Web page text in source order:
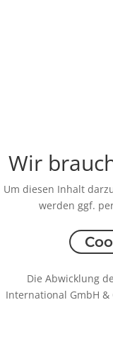
Wir
Um diesen Inhalt
werden ggf.
Die Abwicklung
International GmbH &